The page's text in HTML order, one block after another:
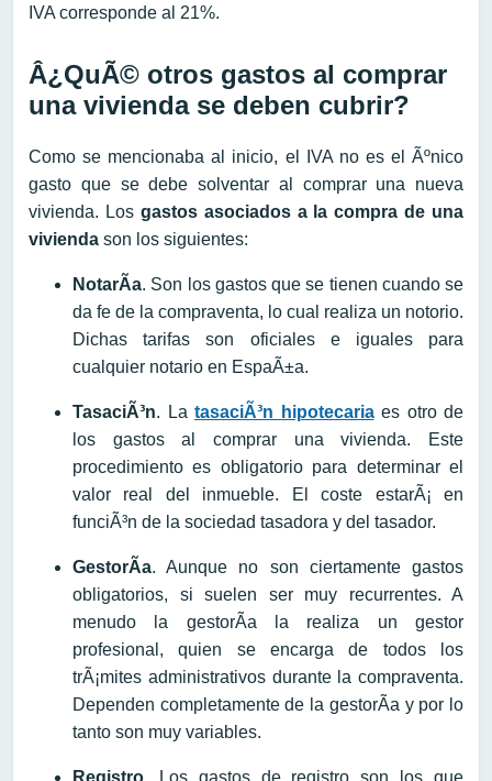
IVA corresponde al 21%.
Â¿QuÃ© otros gastos al comprar
una vivienda se deben cubrir?
Como se mencionaba al inicio, el IVA no es el Ãºnico
gasto que se debe solventar al comprar una nueva
vivienda. Los gastos asociados a la compra de una
vivienda son los siguientes:
NotarÃ­a. Son los gastos que se tienen cuando se
da fe de la compraventa, lo cual realiza un notorio.
Dichas tarifas son oficiales e iguales para
cualquier notario en EspaÃ±a.
TasaciÃ³n. La tasaciÃ³n hipotecariaes otro de
los gastos al comprar una vivienda. Este
procedimiento es obligatorio para determinar el
valor real del inmueble. El coste estarÃ¡ en
funciÃ³n de la sociedad tasadora y del tasador.
GestorÃ­a. Aunque no son ciertamente gastos
obligatorios, si suelen ser muy recurrentes. A
menudo la gestorÃ­a la realiza un gestor
profesional, quien se encarga de todos los
trÃ¡mites administrativos durante la compraventa.
Dependen completamente de la gestorÃ­a y por lo
tanto son muy variables.